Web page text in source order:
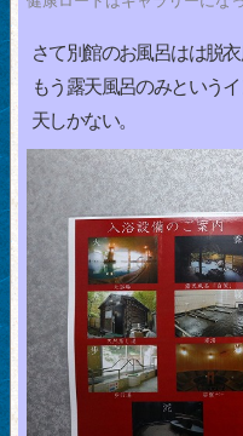
さて別館のお風呂はは脱
もう露天風呂のみという
天しかない。